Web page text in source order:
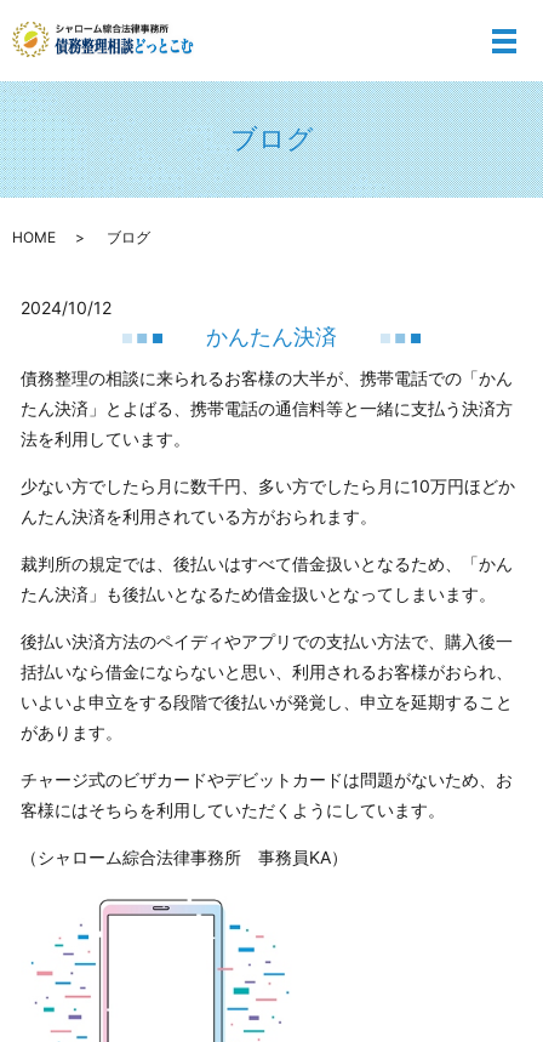
メ
ブログ
HOME ブログ
2024/10/12
かんたん決済
債務整理の相談に来られるお客様の大半が、携帯電話での「かん
たん決済」とよばる、携帯電話の通信料等と一緒に支払う決済方
法を利用しています。
少ない方でしたら月に数千円、多い方でしたら月に10万円ほどか
んたん決済を利用されている方がおられます。
裁判所の規定では、後払いはすべて借金扱いとなるため、「かん
たん決済」も後払いとなるため借金扱いとなってしまいます。
後払い決済方法のペイディやアプリでの支払い方法で、購入後一
括払いなら借金にならないと思い、利用されるお客様がおられ、
いよいよ申立をする段階で後払いが発覚し、申立を延期すること
があります。
チャージ式のビザカードやデビットカードは問題がないため、お
客様にはそちらを利用していただくようにしています。
（シャローム綜合法律事務所 事務員KA）